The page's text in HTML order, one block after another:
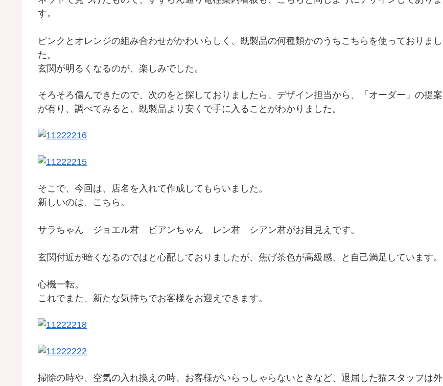
す。
ピンクとオレンジの組み合わせがかわいらしく、既製品の何種類かのうちこちらを使っておりまし
た。
玄関が明るくなるのが、楽しみでした。
そろそろ傷んできたので、次のをと探しておりましたら、デザイン担当から、「オーダー」の提案
が有り、調べてみると、既製品より安くで手に入ることがわかりました。
そこで、今回は、店名を入れて作成してもらいました。
新しいのは、こちら。
サラちゃん ジョエル君 ビアンちゃん レン君 シアン君がお目見えです。
玄関付近が暗くなるのではと心配しておりましたが、焦げ茶色が高級感、と自己満足しています。
心機一転。
これでまた、新たな気持ちでお客様をお迎えできます。
掃除の時や、空気の入れ換えの時、お客様がいらっしゃらないときなど、退屈した猫スタッフは外